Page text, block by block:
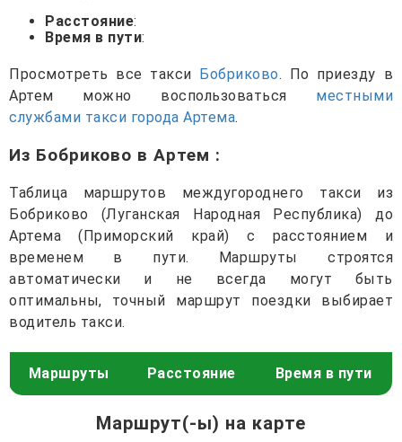
Расстояние:
Время в пути:
Просмотреть все такси Бобриково. По приезду в
Артем можно воспользоваться местными
службами такси города Артема.
Из Бобриково в Артем :
Таблица маршрутов междугороднего такси из
Бобриково (Луганская Народная Республика) до
Артема (Приморский край) с расстоянием и
временем в пути. Маршруты строятся
автоматически и не всегда могут быть
оптимальны, точный маршрут поездки выбирает
водитель такси.
Маршруты Расстояние Время в пути
Маршрут(-ы) на карте